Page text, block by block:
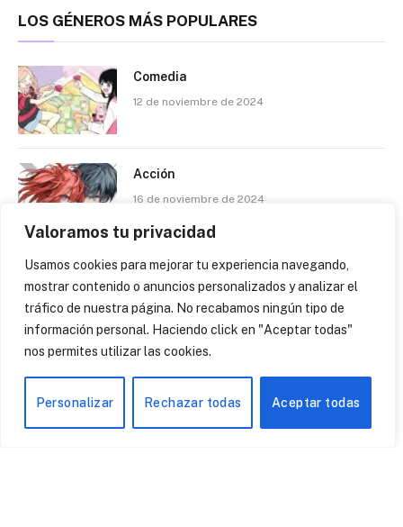
Valoramos tu privacidad
Usamos cookies para mejorar tu experiencia navegando,
mostrar contenido o anuncios personalizados y analizar el
tráfico de nuestra página. No recabamos ningún tipo de
información personal. Haciendo click en "Aceptar todas"
nos permites utilizar las cookies.
Personalizar Rechazar todas Aceptar todas
LOS GÉNEROS MÁS POPULARES
Comedia
12 de noviembre de 2024
Acción
16 de noviembre de 2024
Protagonistas adultas
13 de noviembre de 2024